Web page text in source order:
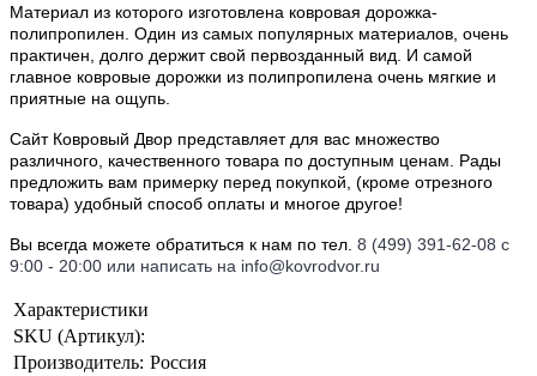
Материал из которого изготовлена ковровая дорожка-
полипропилен. Один из самых популярных материалов, очень
практичен, долго держит свой первозданный вид. И самой
главное ковровые дорожки из полипропилена очень мягкие и
приятные на ощупь.
Сайт Ковровый Двор представляет для вас множество
различного, качественного товара по доступным ценам. Рады
предложить вам примерку перед покупкой, (кроме отрезного
товара) удобный способ оплаты и многое другое!
Вы всегда можете обратиться к нам по тел. 8 (499) 391-62-08 с
9:00 - 20:00 или написать на info@kovrodvor.ru
Характеристики
SKU (Артикул):
Производитель: Россия